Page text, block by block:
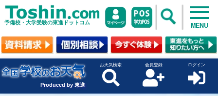
予備校・大学受験の東進ドットコム MENU
Produced by 東進
お天気検索 会員登録 ログイン